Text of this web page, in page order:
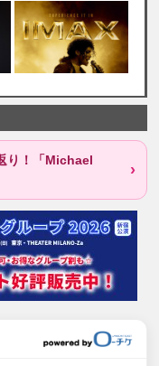
り！「Michael